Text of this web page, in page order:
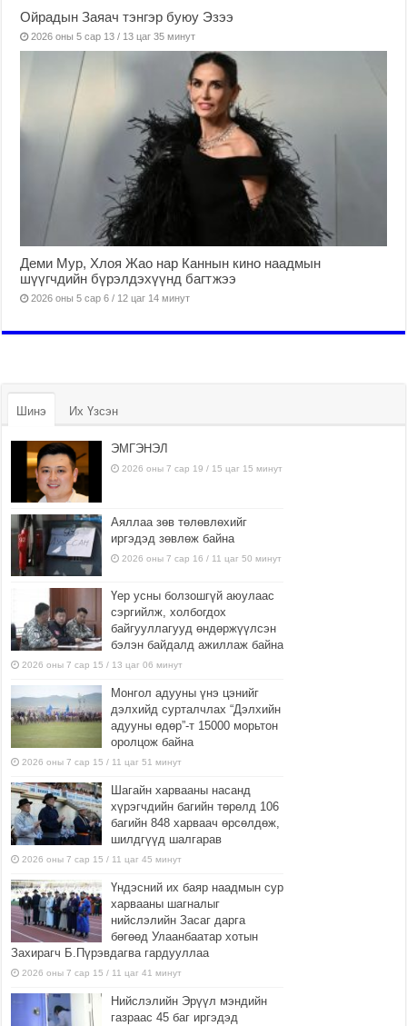
Ойрадын Заяач тэнгэр буюу Эзээ
2026 оны 5 сар 13 / 13 цаг 35 минут
Деми Мур, Хлоя Жао нар Каннын кино наадмын
шүүгчдийн бүрэлдэхүүнд багтжээ
2026 оны 5 сар 6 / 12 цаг 14 минут
Шинэ Их Үзсэн
ЭМГЭНЭЛ
2026 оны 7 сар 19 / 15 цаг 15 минут
Аяллаа зөв төлөвлөхийг
иргэдэд зөвлөж байна
2026 оны 7 сар 16 / 11 цаг 50 минут
Үер усны болзошгүй аюулаас
сэргийлж, холбогдох
байгууллагууд өндөржүүлсэн
бэлэн байдалд ажиллаж байна
2026 оны 7 сар 15 / 13 цаг 06 минут
Монгол адууны үнэ цэнийг
дэлхийд сурталчлах “Дэлхийн
адууны өдөр”-т 15000 морьтон
оролцож байна
2026 оны 7 сар 15 / 11 цаг 51 минут
Шагайн харвааны насанд
хүрэгчдийн багийн төрөлд 106
багийн 848 харваач өрсөлдөж,
шилдгүүд шалгарав
2026 оны 7 сар 15 / 11 цаг 45 минут
Үндэсний их баяр наадмын сур
харвааны шагналыг
нийслэлийн Засаг дарга
бөгөөд Улаанбаатар хотын
Захирагч Б.Пүрэвдагва гардууллаа
2026 оны 7 сар 15 / 11 цаг 41 минут
Нийслэлийн Эрүүл мэндийн
газраас 45 баг иргэдэд